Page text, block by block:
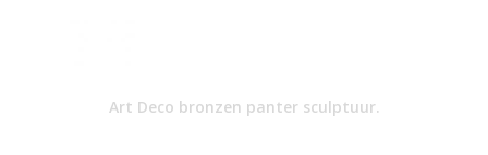
Art Deco bronzen panter sculptuur.